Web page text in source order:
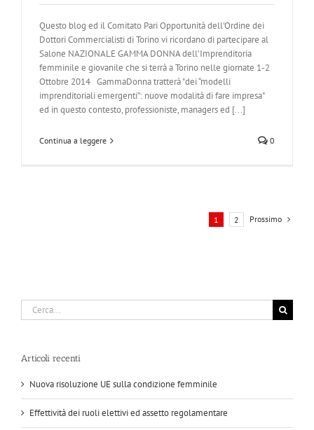
Questo blog ed il Comitato Pari Opportunità dell'Ordine dei
Dottori Commercialisti di Torino vi ricordano di partecipare al
Salone NAZIONALE GAMMA DONNA dell’Imprenditoria
femminile e giovanile che si terrà a Torino nelle giornate 1-2
Ottobre 2014 GammaDonna tratterà "dei “modelli
imprenditoriali emergenti”: nuove modalità di fare impresa"
ed in questo contesto, professioniste, managers ed [...]
Continua a leggere 0
1 2 Prossimo
Cerca
per:
Articoli recenti
Nuova risoluzione UE sulla condizione femminile
Effettività dei ruoli elettivi ed assetto regolamentare